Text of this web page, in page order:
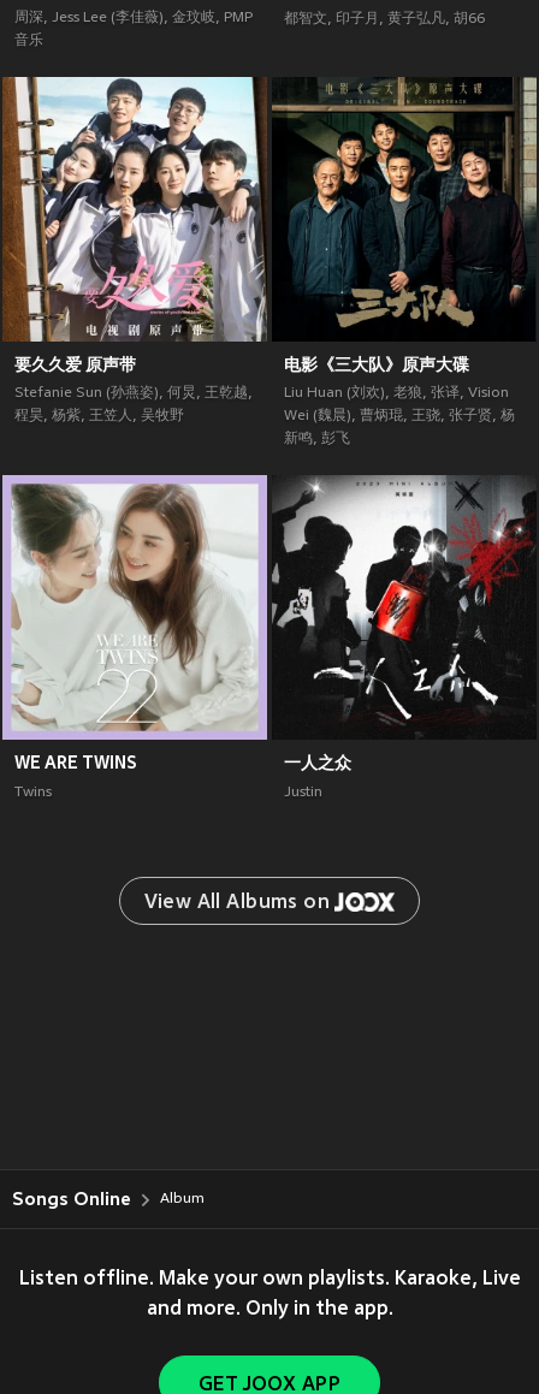
周深, Jess Lee (李佳薇), 金玟岐, PMP
音乐
都智文, 印子月 , 黄子弘凡, 胡66
要久久爱 原声带
Stefanie Sun (孙燕姿), 何炅, 王乾越,
程昊, 杨紫, 王笠人, 吴牧野
电影《三大队》原声大碟
Liu Huan (刘欢), 老狼, 张译, Vision
Wei (魏晨), 曹炳琨, 王骁, 张子贤, 杨
新鸣, 彭飞
WE ARE TWINS
Twins
一人之众
Justin
View All Albums on
Songs Online Album
Listen offline. Make your own playlists. Karaoke, Live
and more. Only in the app.
GET JOOX APP